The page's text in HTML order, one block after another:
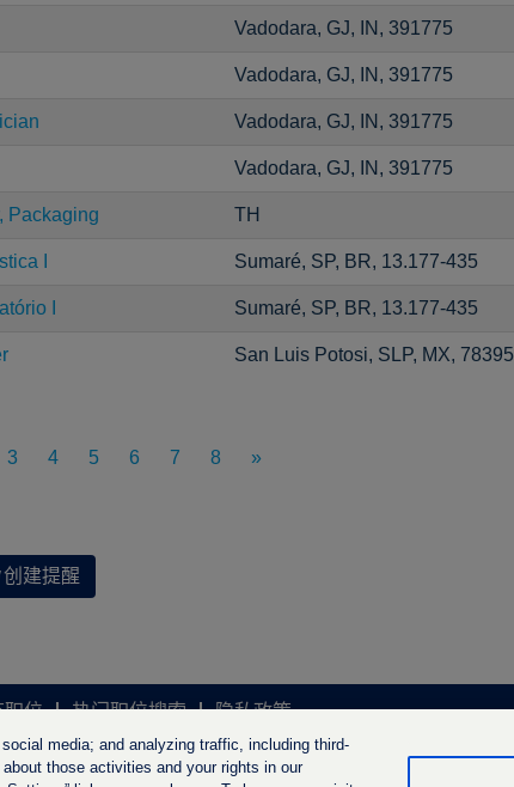
Vadodara, GJ, IN, 391775
Vadodara, GJ, IN, 391775
Vadodara, GJ, IN, 391775
Vadodara, GJ, IN, 391775
Packaging TH
I Sumaré, SP, BR, 13.177-435
I Sumaré, SP, BR, 13.177-435
San Luis Potosi, SLP, MX, 78395
3 4 5 6 7 8 »
创建提醒
职位 热门职位搜索 隐私政策
media; and analyzing traffic, including third-
those activities and your rights in our